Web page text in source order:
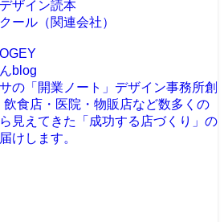
ザイン読本
ール（関連会社）
blog
の「開業ノート」 デザイン事務所創
飲食店・医院・物販店など数多くの
見えてきた「成功する店づくり」の
けします。